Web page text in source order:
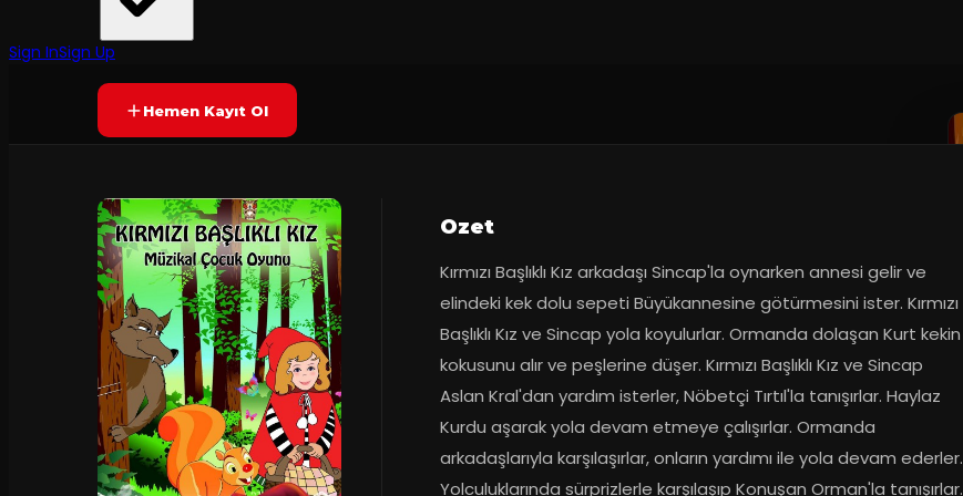
Sign InSign UpYAKINDA Yetersiz oy
Hemen Kayıt Ol
Ozet
Kırmızı Başlıklı Kız arkadaşı Sincap'la oynarken annesi gelir ve
elindeki kek dolu sepeti Büyükannesine götürmesini ister. Kırmızı
Başlıklı Kız ve Sincap yola koyulurlar. Ormanda dolaşan Kurt kekin
kokusunu alır ve peşlerine düşer. Kırmızı Başlıklı Kız ve Sincap
Aslan Kral'dan yardım isterler, Nöbetçi Tırtıl'la tanışırlar. Haylaz
Kurdu aşarak yola devam etmeye çalışırlar. Ormanda
arkadaşlarıyla karşılaşırlar, onların yardımı ile yola devam ederler.
Yolculuklarında sürprizlerle karşılaşıp Konuşan Orman'la tanışırlar.